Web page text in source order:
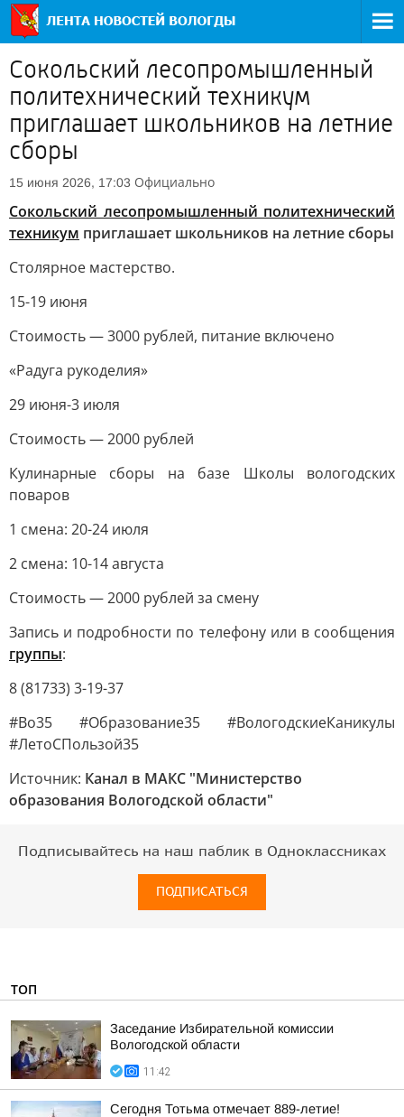
Сокольский лесопромышленный
политехнический техникум
приглашает школьников на летние
сборы
15 июня 2026, 17:03 Официально
Сокольский лесопромышленный политехнический
техникум приглашает школьников на летние сборы
Столярное мастерство.
15-19 июня
Стоимость — 3000 рублей, питание включено
«Радуга рукоделия»
29 июня-3 июля
Стоимость — 2000 рублей
Кулинарные сборы на базе Школы вологодских
поваров
1 смена: 20-24 июля
2 смена: 10-14 августа
Стоимость — 2000 рублей за смену
Запись и подробности по телефону или в сообщения
группы:
8 (81733) 3-19-37
#Во35 #Образование35 #ВологодскиеКаникулы
#ЛетоСПользой35
Источник: Канал в МАКС "Министерство
образования Вологодской области"
Подписывайтесь на наш паблик в Одноклассниках
ПОДПИСАТЬСЯ
ТОП
Заседание Избирательной комиссии
Вологодской области
11:42
Сегодня Тотьма отмечает 889-летие!